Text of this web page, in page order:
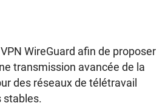
WireGuard afin de proposer
transmission avancée de la
des réseaux de télétravail
stables.